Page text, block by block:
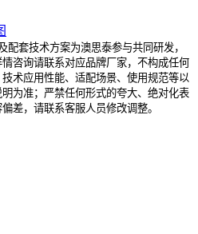
套技术方案为澳思泰参与共同研发，
咨询请联系对应品牌厂家，不构成任何
术应用性能、适配场景、使用规范等以
为准；严禁任何形式的夸大、绝对化表
差，请联系客服人员修改调整。